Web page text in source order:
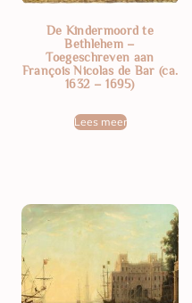
De Kindermoord te
Bethlehem –
Toegeschreven aan
François Nicolas de Bar (ca.
1632 – 1695)
Lees meer